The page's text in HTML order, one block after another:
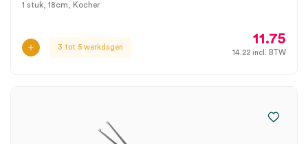
1 stuk, 18cm, Kocher
3 tot 5 werkdagen
11.75
14.22 incl. BTW